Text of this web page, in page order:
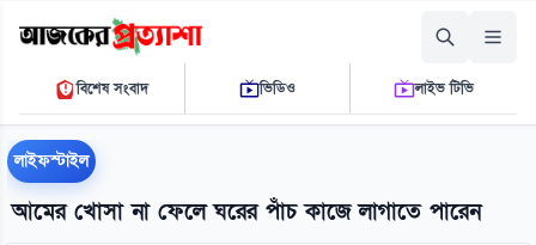
শুক্রবার, ০৭ আগস্ট ২০২৬
০৮ ৫৯ ৪৯ পি.এম.THE DAILY AJKER PROTTASHA
বিশেষ সংবাদ ভিডিও লাইভ টিভি
লাইফস্টাইল
আমের খোসা না ফেলে ঘরের পাঁচ কাজে লাগাতে পারেন